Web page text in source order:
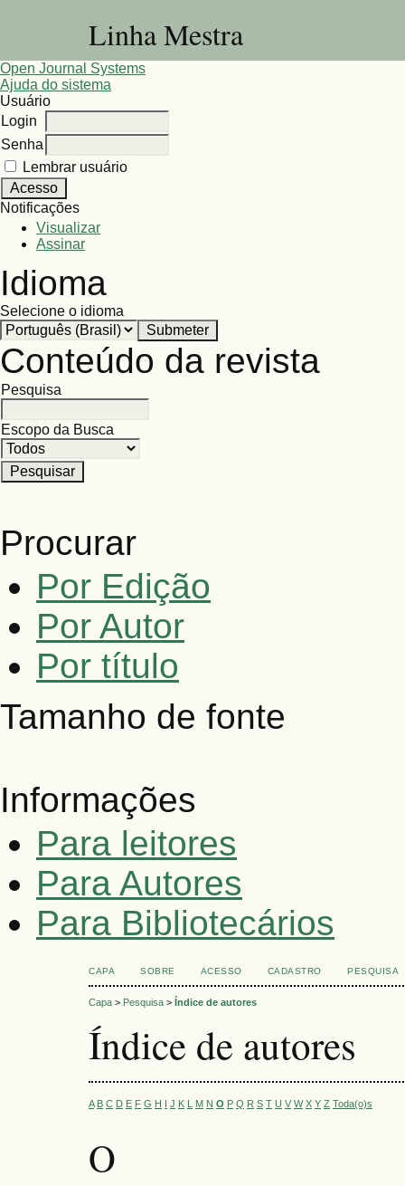
Linha Mestra
Open Journal Systems
Ajuda do sistema
Usuário
Login
Senha
Lembrar usuário
Notificações
Visualizar
Assinar
Idioma
Selecione o idioma
Conteúdo da revista
Pesquisa
Escopo da Busca
Procurar
Por Edição
Por Autor
Por título
Tamanho de fonte
Informações
Para leitores
Para Autores
Para Bibliotecários
CAPA SOBRE ACESSO CADASTRO PESQUISA
Capa > Pesquisa > Índice de autores
Índice de autores
A B C D E F G H I J K L M N O P Q R S T U V W X Y Z Toda(o)s
O